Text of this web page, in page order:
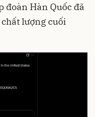
đoàn Hàn Quốc đã
lượng cuối